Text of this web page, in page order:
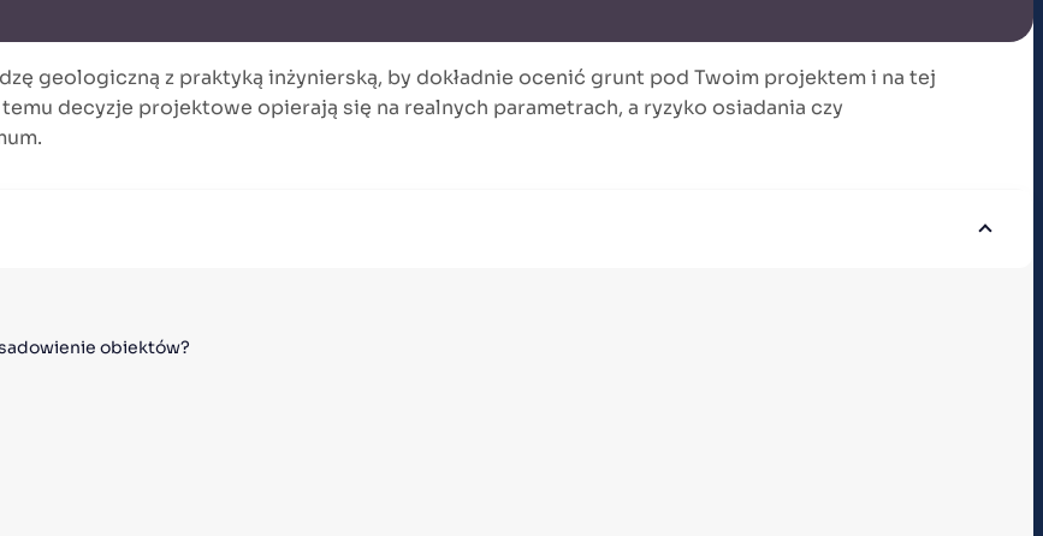
geologiczną z praktyką inżynierską, by dokładnie ocenić grunt pod Twoim projektem i na tej
decyzje projektowe opierają się na realnych parametrach, a ryzyko osiadania czy
obiektów?